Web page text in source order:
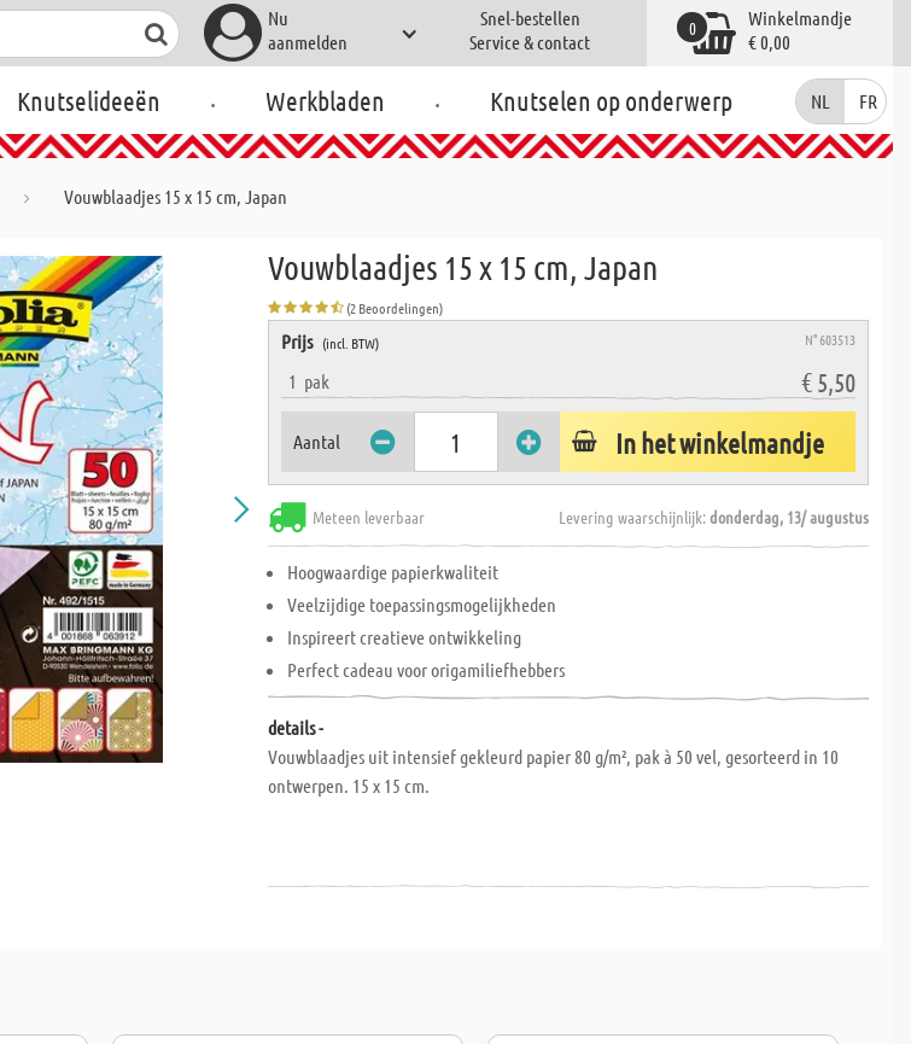
Nu
aanmelden
Snel-bestellen
Service & contact
Winkelmandje
€ 0,00
0
Knutselideeën . Werkbladen . Knutselen op onderwerp NL FR
Vouwblaadjes 15 x 15 cm, Japan
Vouwblaadjes 15 x 15 cm, Japan
(2 Beoordelingen)
Prijs (incl. BTW) N° 603513
1 pak € 5,50
Aantal In het winkelmandje
Meteen leverbaar Levering waarschijnlijk:donderdag, 13/ augustus
Hoogwaardige papierkwaliteit
Veelzijdige toepassingsmogelijkheden
Inspireert creatieve ontwikkeling
Perfect cadeau voor origamiliefhebbers
details -
Vouwblaadjes uit intensief gekleurd papier 80 g/m², pak à 50 vel, gesorteerd in 10
ontwerpen. 15 x 15 cm.